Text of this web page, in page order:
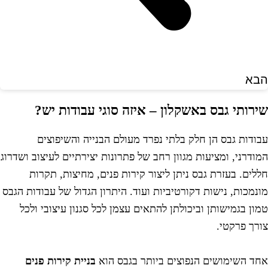
גבס באשקלון – איזה סוגי עבודות יש?
גבס הן חלק בלתי נפרד מעולם הבנייה והשיפוצים
ומציעות מגוון רחב של פתרונות יצירתיים לעיצוב ושדרוג
בעזרת גבס ניתן ליצור קירות פנים, מחיצות, תקרות
נישות דקורטיביות ועוד. היתרון הגדול של עבודות הגבס
בגמישותן וביכולתן להתאים עצמן לכל סגנון עיצובי ולכל
פרקטי.
השימושים הנפוצים ביותר בגבס הוא בניית קירות פנים